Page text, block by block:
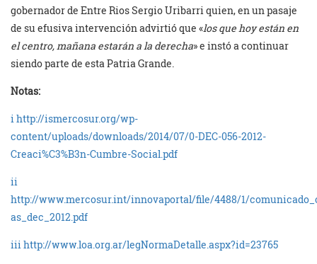
gobernador de Entre Rios Sergio Uribarri quien, en un pasaje
de su efusiva intervención advirtió que «los que hoy están en
el centro, mañana estarán a la derecha» e instó a continuar
siendo parte de esta Patria Grande.
Notas:
ihttp://ismercosur.org/wp-
content/uploads/downloads/2014/07/0-DEC-056-2012-
Creaci%C3%B3n-Cumbre-Social.pdf
ii
http://www.mercosur.int/innovaportal/file/4488/1/
as_dec_2012.pdf
iiihttp://www.loa.org.ar/legNormaDetalle.aspx?id=23765